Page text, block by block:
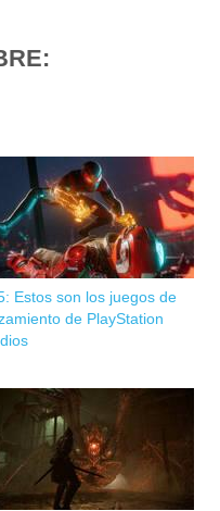
Estos son los juegos de
de PlayStation